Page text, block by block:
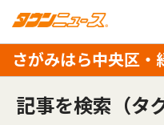
さがみはら中央区・
記事を検索（タ